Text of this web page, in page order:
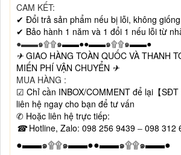
CAM KẾT:
✔ Đổi trả sản phẩm nếu bị lỗi, không
✔ Bảo hành 1 năm và 1 đổi 1 nếu lỗi từ
●▬▬๑۩۩๑▬▬●●▬▬๑۩۩๑▬▬●
✈ GIAO HÀNG TOÀN QUỐC VÀ THANH
MIẾN PHÍ VẬN CHUYỂN ✈
MUA HÀNG :
☑ Chỉ cần INBOX/COMMENT để lại 【SĐT
liên hệ ngay cho bạn để tư vấn
✆ Hoặc liên hệ trực tiếp:
☎Hotline, Zalo: 098 256 9439 – 098 312
●▬▬๑۩۩๑▬▬●●▬▬๑۩۩๑▬▬●